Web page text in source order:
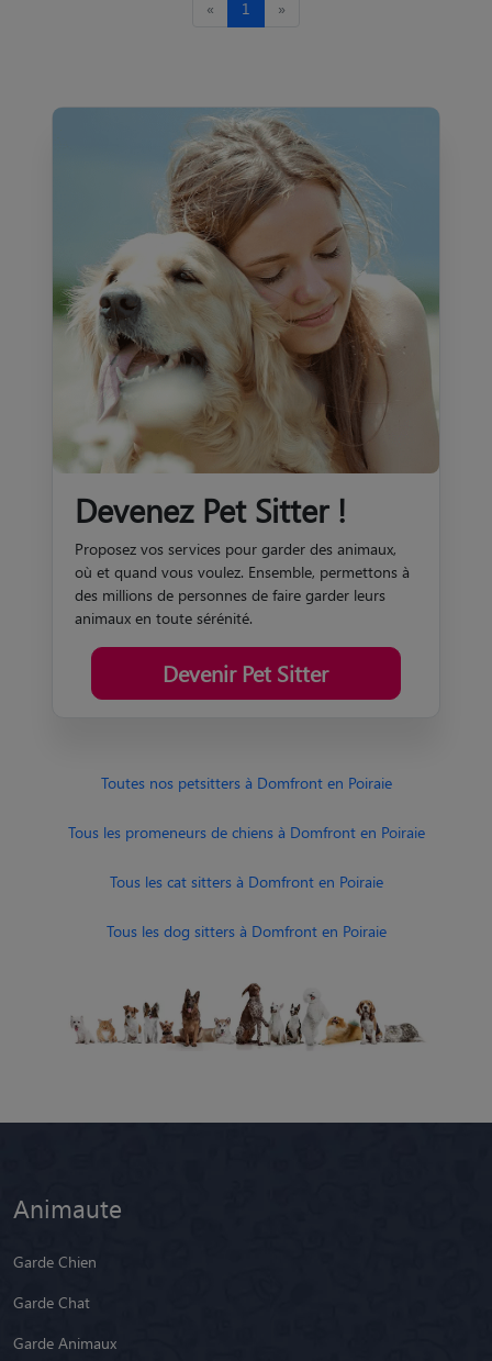
« 1 »
Devenez Pet Sitter !
Proposez vos services pour garder des animaux,
où et quand vous voulez. Ensemble, permettons à
des millions de personnes de faire garder leurs
animaux en toute sérénité.
Devenir Pet Sitter
Toutes nos petsitters à Domfront en Poiraie
Tous les promeneurs de chiens à Domfront en Poiraie
Tous les cat sitters à Domfront en Poiraie
Tous les dog sitters à Domfront en Poiraie
Animaute
Garde Chien
Garde Chat
Garde Animaux